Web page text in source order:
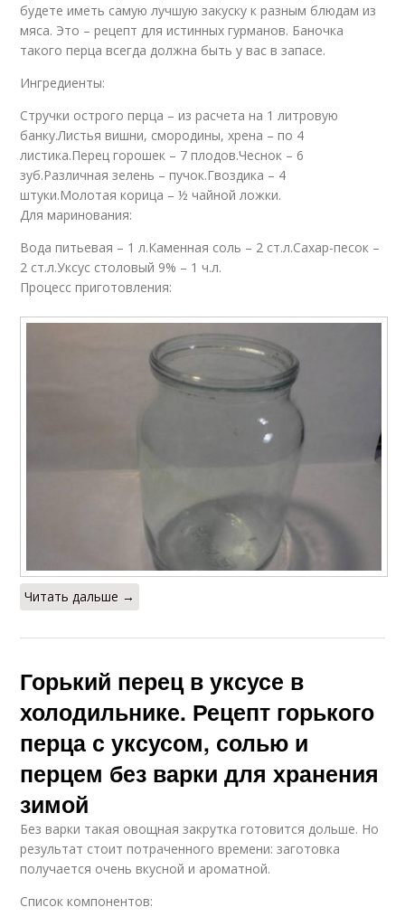
будете иметь самую лучшую закуску к разным блюдам из
мяса. Это – рецепт для истинных гурманов. Баночка
такого перца всегда должна быть у вас в запасе.
Ингредиенты:
Стручки острого перца – из расчета на 1 литровую
банку.Листья вишни, смородины, хрена – по 4
листика.Перец горошек – 7 плодов.Чеснок – 6
зуб.Различная зелень – пучок.Гвоздика – 4
штуки.Молотая корица – ½ чайной ложки.
Для маринования:
Вода питьевая – 1 л.Каменная соль – 2 ст.л.Сахар-песок –
2 ст.л.Уксус столовый 9% – 1 ч.л.
Процесс приготовления:
Читать дальше →
Горький перец в уксусе в
холодильнике. Рецепт горького
перца с уксусом, солью и
перцем без варки для хранения
зимой
Без варки такая овощная закрутка готовится дольше. Но
результат стоит потраченного времени: заготовка
получается очень вкусной и ароматной.
Список компонентов: